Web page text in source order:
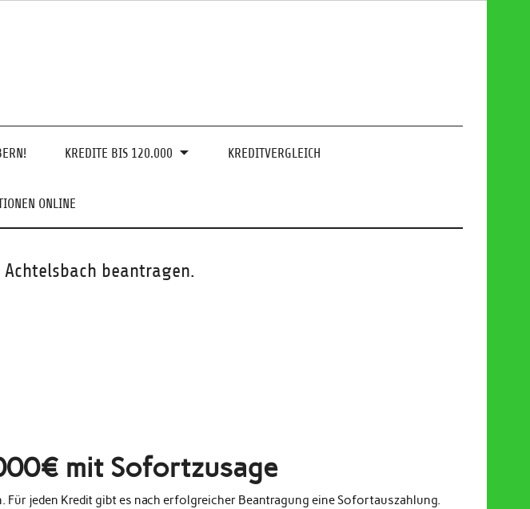
KREDITE BIS 120.000 KREDITVERGLEICH
ONLINE
beantragen.
mit Sofortzusage
jeden Kredit gibt es nach erfolgreicher Beantragung eine Sofortauszahlung.